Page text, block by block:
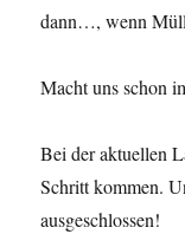
dann…, wenn
Macht uns schon
Bei der aktuellen
Schritt kommen.
ausgeschlossen!